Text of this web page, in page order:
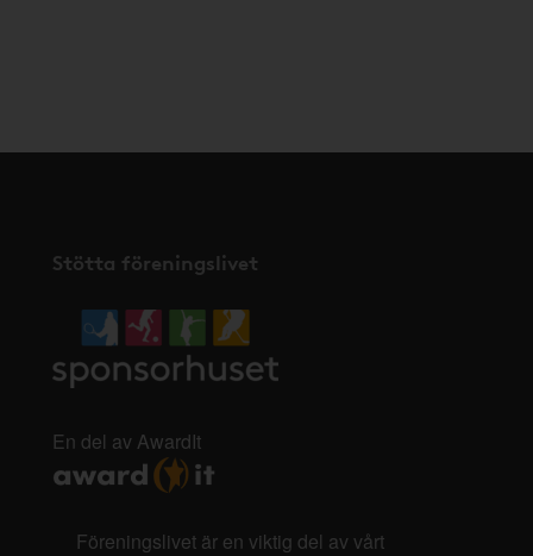
Stötta föreningslivet
En del av AwardIt
Föreningslivet är en viktig del av vårt